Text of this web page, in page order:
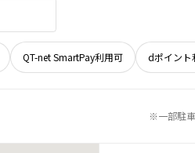
QT-net SmartPay利用可 dポイント
※一部駐